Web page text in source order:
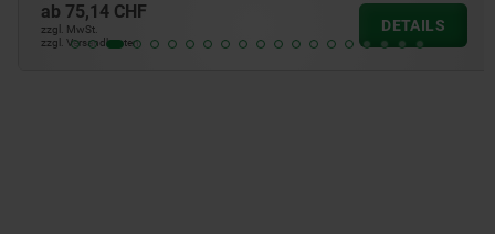
ab75,14 CHF
zzgl. MwSt.
zzgl. Versandkosten
DETAILS